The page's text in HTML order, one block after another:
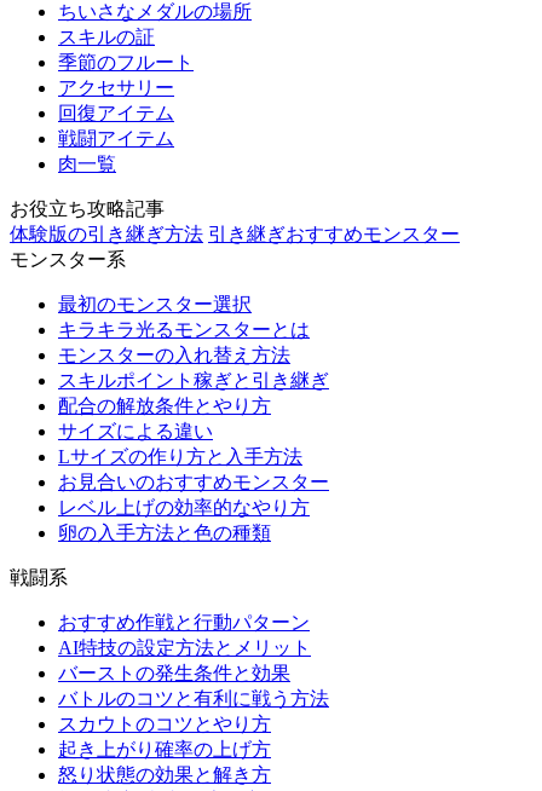
ちいさなメダルの場所
スキルの証
季節のフルート
アクセサリー
回復アイテム
戦闘アイテム
肉一覧
お役立ち攻略記事
体験版の引き継ぎ方法 引き継ぎおすすめモンスター
モンスター系
最初のモンスター選択
キラキラ光るモンスターとは
モンスターの入れ替え方法
スキルポイント稼ぎと引き継ぎ
配合の解放条件とやり方
サイズによる違い
Lサイズの作り方と入手方法
お見合いのおすすめモンスター
レベル上げの効率的なやり方
卵の入手方法と色の種類
戦闘系
おすすめ作戦と行動パターン
AI特技の設定方法とメリット
バーストの発生条件と効果
バトルのコツと有利に戦う方法
スカウトのコツとやり方
起き上がり確率の上げ方
怒り状態の効果と解き方